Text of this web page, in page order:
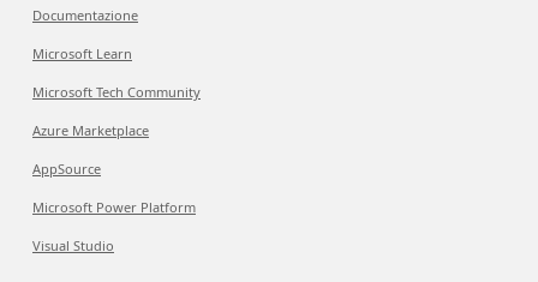
Documentazione
Microsoft Learn
Microsoft Tech Community
Azure Marketplace
AppSource
Microsoft Power Platform
Visual Studio